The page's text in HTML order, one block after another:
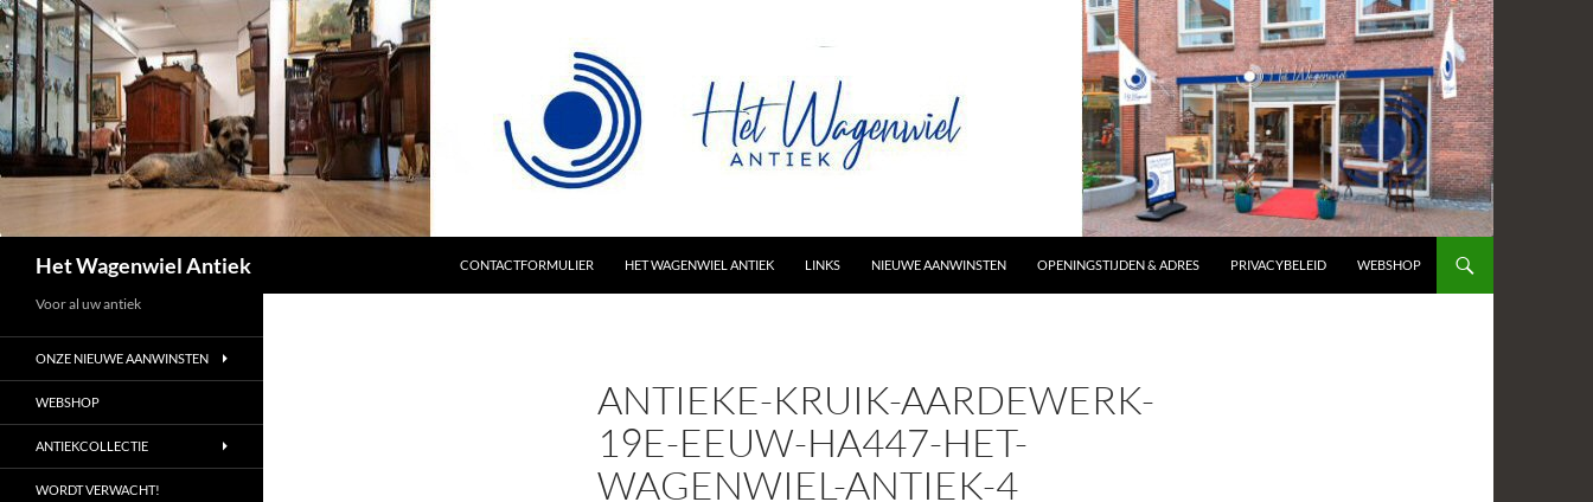
Het Wagenwiel Antiek
CONTACTFORMULIER
HET WAGENWIEL ANTIEK LINKS NIEUWE AANWINSTEN OPENINGSTIJDEN & ADRES PRIVACYBELEID WEBSHOP
ANTIEKE-KRUIK-AARDEWERK-
19E-EEUW-HA447-HET-
WAGENWIEL-ANTIEK-4
Voor al uw antiek
ONZE NIEUWE AANWINSTEN
WEBSHOP
ANTIEKCOLLECTIE
WORDT VERWACHT!